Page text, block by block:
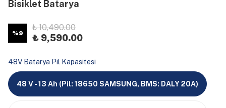
Bisiklet Batarya
%9
₺ 10,490.00
₺ 9,590.00
48V Batarya Pil Kapasitesi
48 V - 13 Ah (Pil: 18650 SAMSUNG, BMS: DALY 20A)